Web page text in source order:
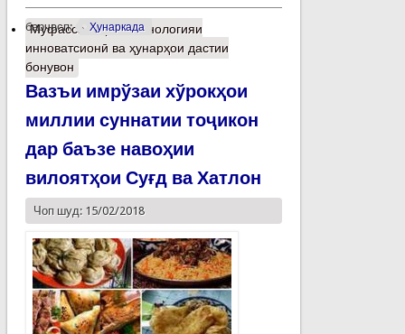
барчасп: Ҳунаркада
Муфассалтаро Технологияи
инноватсионӣ ва ҳунарҳои дастии
бонувон
Вазъи имрўзаи хўрокҳои
миллии суннатии тоҷикон
дар баъзе навоҳии
вилоятҳои Суғд ва Хатлон
Чоп шуд: 15/02/2018